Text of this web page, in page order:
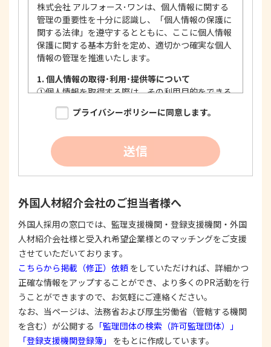
株式会社 アルフォース･ワンは、個人情報に関する
管理の重要性を十分に認識し、「個人情報の保護に
関する法律」を遵守するとともに、ここに個人情報
保護に関する基本方針を定め、適切かつ確実な個人
情報の管理を推進いたします。
1. 個人情報の取得･利用･提供等について
①個人情報を取得する際は、その利用目的をできる
限り明確に特定し、その目的達成に必要な限度に
おいて適法かつ公正な手段を用い、同意を得て取
個人情報を利用する際は、本人に明示、通知、ま
たは公表した利用目的の範囲内に限定し、それに
反する目的外利用を行なわないための措置を講じ
する際は、本人が同意を与えた利用目的の範囲内
で、適法にこれを行います。
2. 安全対策の実施について
個人情報の正確性およびその利用の安全性を確保す
るため、情報セキュリティ対策を始めとする安全措
置を構築し、個人情報への不正アクセス、個人情報
の漏洩、滅失または毀損等の的確な防止とセキュリ
ティの是正に努めます。
3. 苦情および相談等に対する適正な対応について
本人からの苦情および相談があった場合には、適切
プライバシーポリシーに同意します。
送信
外国人材紹介会社のご担当者様へ
外国人採用の窓口では、監理支援機関・登録支援機関・外国
人材紹介会社様と受入れ希望企業様とのマッチングをご支援
させていただいております。
こちらから掲載（修正）依頼 をしていただければ、詳細かつ
正確な情報をアップすることができ、より多くのPR活動を行
うことができますので、お気軽にご連絡ください。
なお、当ページは、法務省および厚生労働省（管轄する機関
を含む）が公開する 「監理団体の検索（許可監理団体）」
「登録支援機関登録簿」
をもとに作成しています。